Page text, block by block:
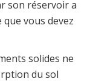
son réservoir a
vous devez
solides ne
du sol